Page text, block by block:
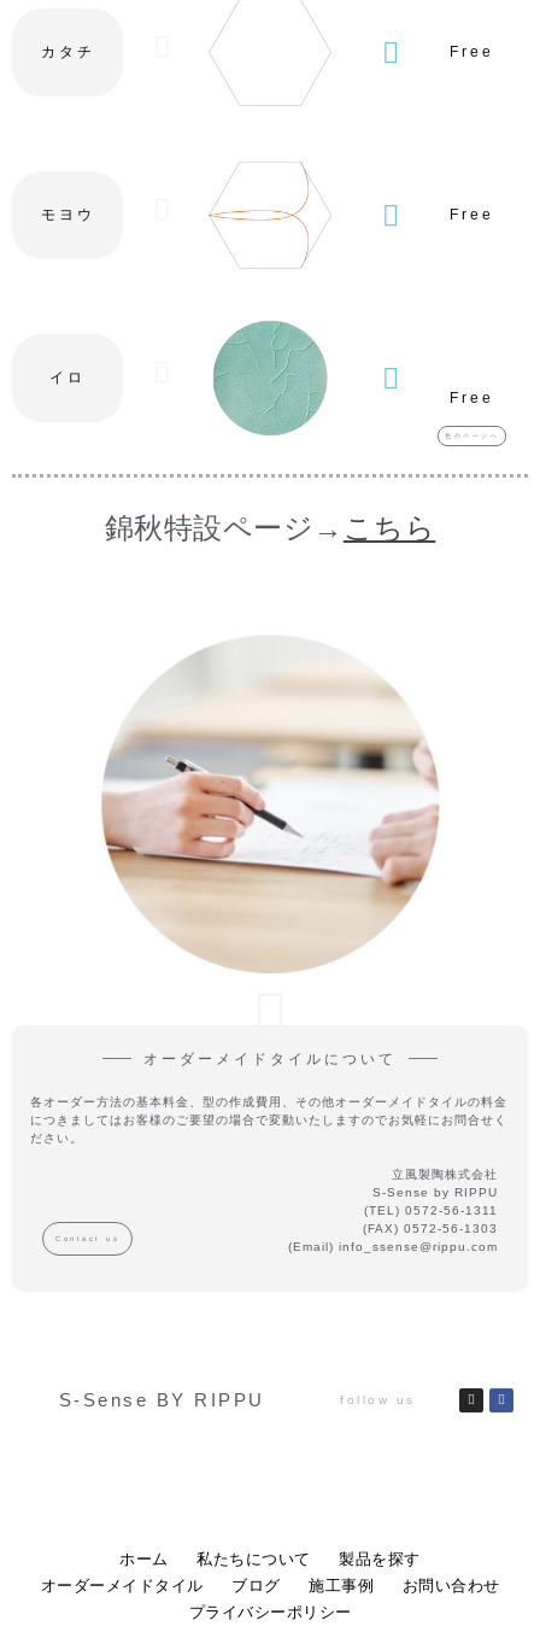
カタチ Free
モヨウ Free
イロ
Free
色のページへ
錦秋特設ページ→ こちら
オーダーメイドタイルについて
各オーダー方法の基本料金、型の作成費用、その他オーダーメイドタイルの料金
につきましてはお客様のご要望の場合で変動いたしますのでお気軽にお問合せく
ださい。
Contact us
立風製陶株式会社
S-Sense by RIPPU
(TEL) 0572-56-1311
(FAX) 0572-56-1303
(Email) info_ssense@rippu.com
S-Sense BY RIPPU follow us
ホーム 私たちについて
製品を探す
オーダーメイドタイル
ブログ 施工事例
お問い合わせ
プライバシーポリシー